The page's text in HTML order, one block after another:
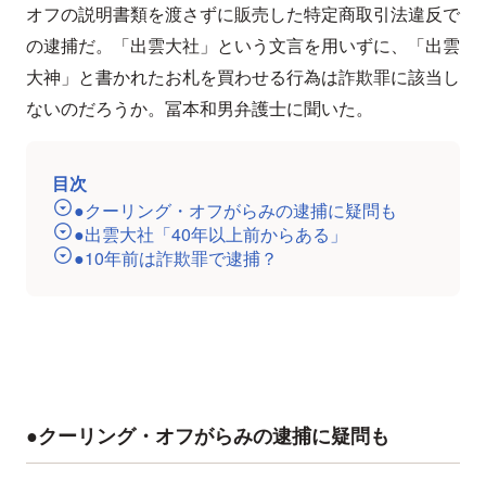
オフの説明書類を渡さずに販売した特定商取引法違反で
の逮捕だ。「出雲大社」という文言を用いずに、「出雲
大神」と書かれたお札を買わせる行為は詐欺罪に該当し
ないのだろうか。冨本和男弁護士に聞いた。
目次
●クーリング・オフがらみの逮捕に疑問も
●出雲大社「40年以上前からある」
●10年前は詐欺罪で逮捕？
●クーリング・オフがらみの逮捕に疑問も